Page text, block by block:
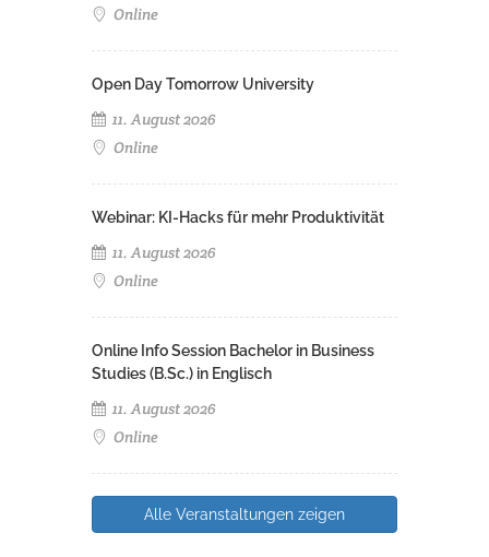
Online
Open Day Tomorrow University
11. August 2026
Online
Webinar: KI-Hacks für mehr Produktivität
11. August 2026
Online
Online Info Session Bachelor in Business
Studies (B.Sc.) in Englisch
11. August 2026
Online
Alle Veranstaltungen zeigen